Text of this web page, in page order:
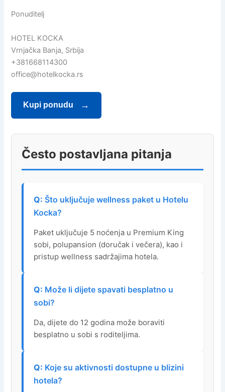
Ponuditelj
HOTEL KOCKA
Vrnjačka Banja, Srbija
+381668114300
office@hotelkocka.rs
Kupi ponudu
Često postavljana pitanja
Što uključuje wellness paket u Hotelu
Kocka?
Paket uključuje 5 noćenja u Premium King
sobi, polupansion (doručak i večera), kao i
pristup wellness sadržajima hotela.
Može li dijete spavati besplatno u
sobi?
Da, dijete do 12 godina može boraviti
besplatno u sobi s roditeljima.
Koje su aktivnosti dostupne u blizini
hotela?